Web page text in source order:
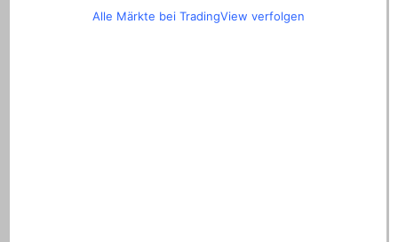
Alle Märkte bei TradingView verfolgen